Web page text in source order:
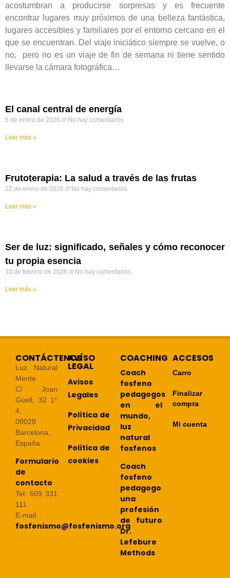
acostumbran a producirse sorpresas y es frecuente
encontrar lugares muy próximos de una belleza fantástica,
lugares accesibles y familiares por el entorno cercano en el
que se encuentran. Del viaje iniciático siempre se vuelve, o
no, pero no es un viaje de fin de semana ni tiene sentido
llevarse la cámara fotográfica…
El canal central de energía
5 de enero de 2026 No hay comentarios
Leer más »
Frutoterapia: La salud a través de las frutas
22 de enero de 2026 No hay comentarios
Leer más »
Ser de luz: significado, señales y cómo reconocer
tu propia esencia
10 de febrero de 2026 No hay comentarios
Leer más »
CONTÁCTENOS
Luz Natural
Mente
C/ Joan
Güell, 32 1°
4.
08028
Barcelona,
España
Formulario
de
contacto
Tel: 609 331
111
E-mail:
fosfenismo@fosfenismo.org
AVÍSO
LEGAL
Avisos
Legales
Política de
Privacidad
Política de
cookies
COACHING
Coach
fosfeno
pedagogos
en el
mundo,
luz
natural
fosfenos
Coach
fosfeno
pedagogo
una
profesión
de futuro
Dr.
Lefebure
Methods
ACCESOS
Carro
Finalizar
compra
Mi cuenta